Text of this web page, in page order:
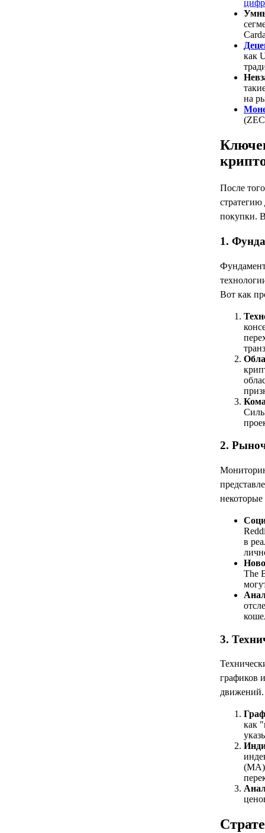
как
на
После
покупки.
1.
Вот как
2.
в
The
3.
графиков
движений.
как